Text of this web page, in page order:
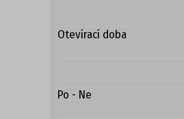
Otevírací doba
Po - Ne